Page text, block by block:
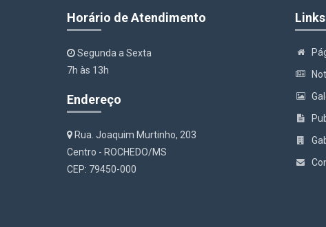
Horário de Atendimento
Segunda a Sexta
7h às 13h
Endereço
Rua. Joaquim Murtinho, 203
Centro - ROCHEDO/MS
CEP: 79450-000